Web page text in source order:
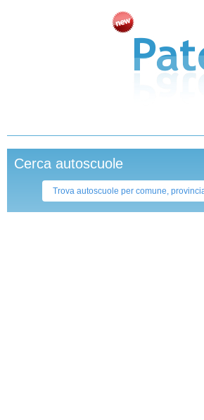
Cerca autoscuole